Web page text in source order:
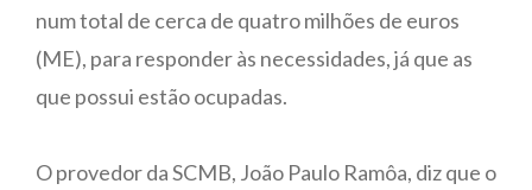
num total de cerca de quatro milhões de euros
(ME), para responder às necessidades, já que as
que possui estão ocupadas.
O provedor da SCMB, João Paulo Ramôa, diz que o